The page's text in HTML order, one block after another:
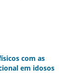
com as
em idosos